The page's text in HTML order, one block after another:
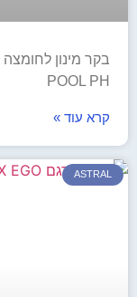
POOL PH
קרא עוד »
ASTRAL